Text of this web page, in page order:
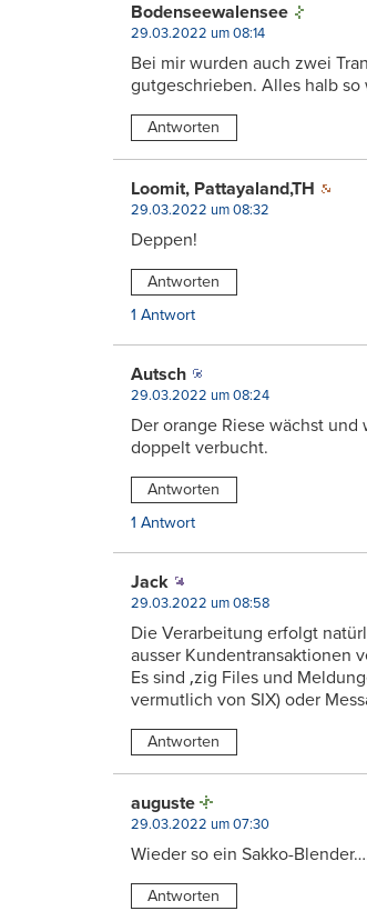
Bodenseewalensee
29.03.2022 um 08:14
Bei mir wurden auch zwei
gutgeschrieben. Alles halb so
Antworten
Loomit, Pattayaland,TH
29.03.2022 um 08:32
Deppen!
Antworten
1 Antwort
Autsch
29.03.2022 um 08:24
Der orange Riese wächst
doppelt verbucht.
Antworten
1 Antwort
Jack
29.03.2022 um 08:58
Die Verarbeitung erfolgt
ausser Kundentransaktionen
Es sind ‚zig Files und
vermutlich von SIX) oder
Antworten
auguste
29.03.2022 um 07:30
Wieder so ein Sakko-
Antworten